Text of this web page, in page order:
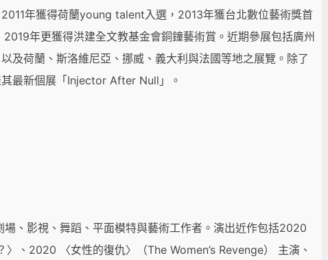
年獲得荷蘭young talent入選，2013年獲台北數位藝術獎首
年更獲得洪建全文教基金會銅鐘藝術賞。近期參展包括廣州
及荷蘭、斯洛維尼亞、挪威、義大利與法國等地之展覽。除了
其最新個展「Injector After Null」。
、影視、舞蹈、平面模特與藝術工作者。演出近作包括2020
、2020 〈女性的復仇〉（The Women’s Revenge） 主演、